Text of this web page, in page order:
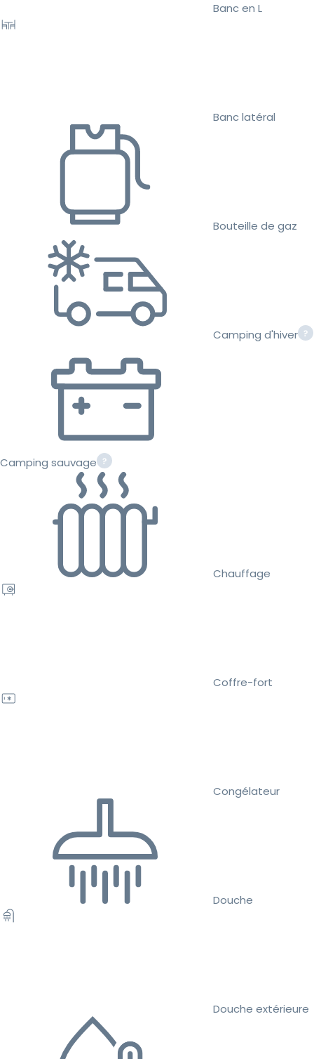
Banc en L
Banc latéral
Bouteille de gaz
Camping d'hiver
Camping sauvage
Chauffage
Coffre-fort
Congélateur
Douche
Douche extérieure